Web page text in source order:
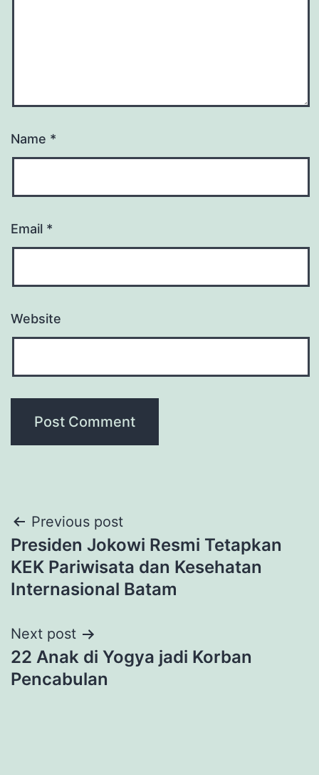
Name *
Email *
Website
Post
navigation
Previous post
Presiden Jokowi Resmi Tetapkan
KEK Pariwisata dan Kesehatan
Internasional Batam
Next post
22 Anak di Yogya jadi Korban
Pencabulan